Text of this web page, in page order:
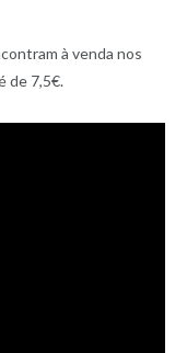
à venda nos
de 7,5€.